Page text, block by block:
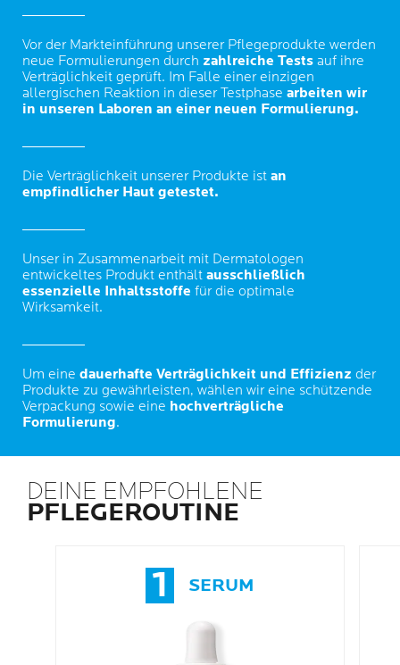
Vor der Markteinführung unserer Pflegeprodukte werden
neue Formulierungen durch zahlreiche Tests auf ihre
Verträglichkeit geprüft. Im Falle einer einzigen
allergischen Reaktion in dieser Testphase arbeiten wir
in unseren Laboren an einer neuen Formulierung.
Die Verträglichkeit unserer Produkte ist an
empfindlicher Haut getestet.
Unser in Zusammenarbeit mit Dermatologen
entwickeltes Produkt enthält ausschließlich
essenzielle Inhaltsstoffe für die optimale
Wirksamkeit.
Um eine dauerhafte Verträglichkeit und Effizienz der
Produkte zu gewährleisten, wählen wir eine schützende
Verpackung sowie eine hochverträgliche
Formulierung.
DEINE EMPFOHLENE
PFLEGEROUTINE
1 SERUM